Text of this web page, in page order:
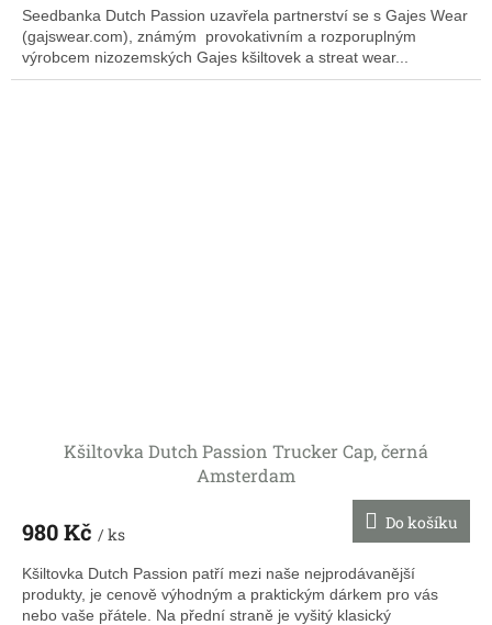
Seedbanka Dutch Passion uzavřela partnerství se s Gajes Wear
(gajswear.com), známým provokativním a rozporuplným
výrobcem nizozemských Gajes kšiltovek a streat wear...
Kšiltovka Dutch Passion Trucker Cap, černá
Amsterdam
980 Kč / ks
Do košíku
Kšiltovka Dutch Passion patří mezi naše nejprodávanější
produkty, je cenově výhodným a praktickým dárkem pro vás
nebo vaše přátele. Na přední straně je vyšitý klasický